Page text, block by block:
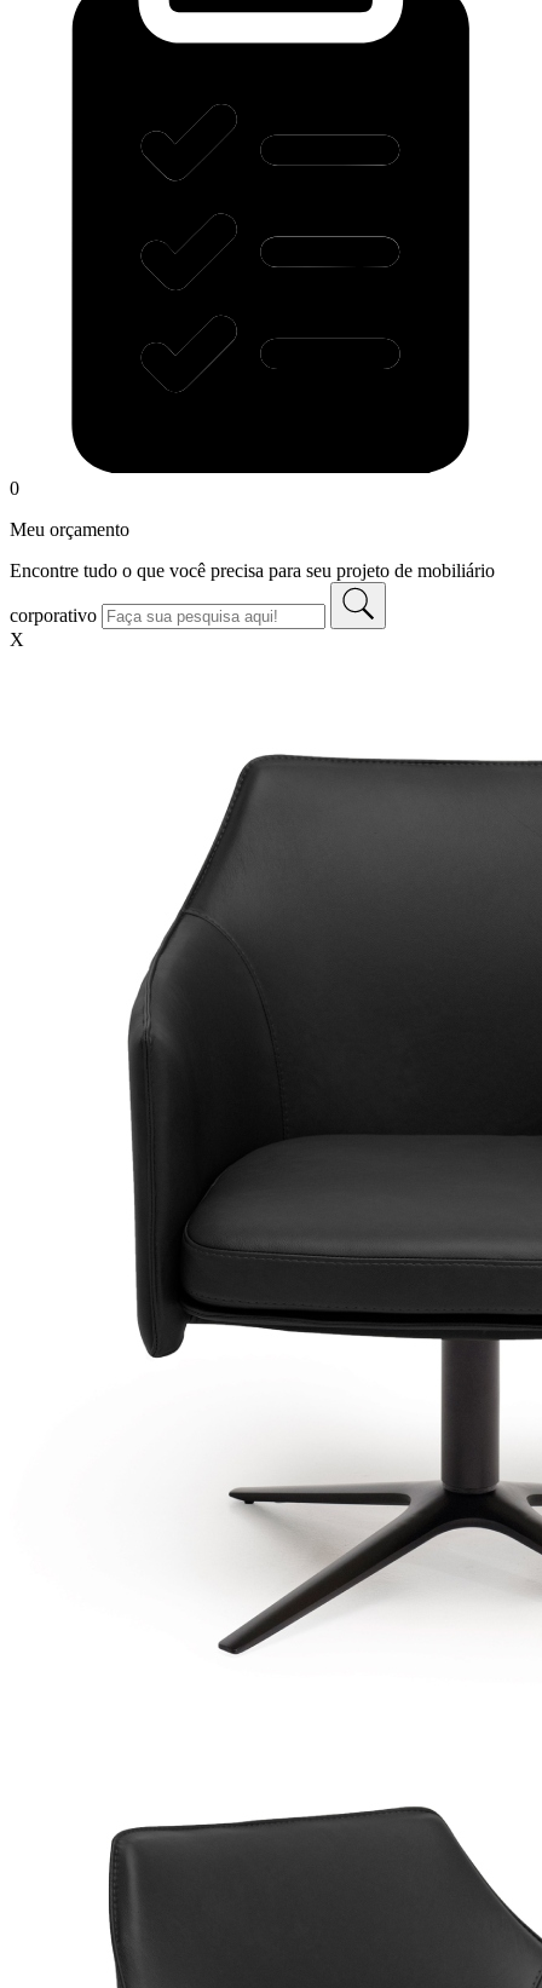
0
Meu orçamento
Encontre tudo o que você precisa para seu projeto de mobiliário
corporativo
X